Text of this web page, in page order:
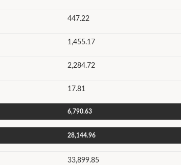
447.22
1,455.17
2,284.72
17.81
6,790.63
28,144.96
33,899.85